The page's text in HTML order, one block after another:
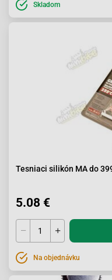
Skladom
Tesniaci silikón MA do
5.08 €
Na objednávku